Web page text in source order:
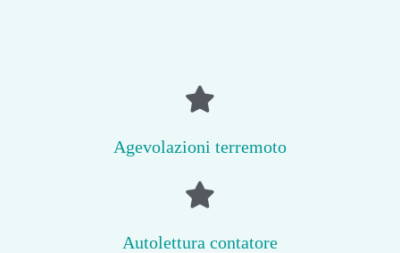
Agevolazioni terremoto
Autolettura contatore